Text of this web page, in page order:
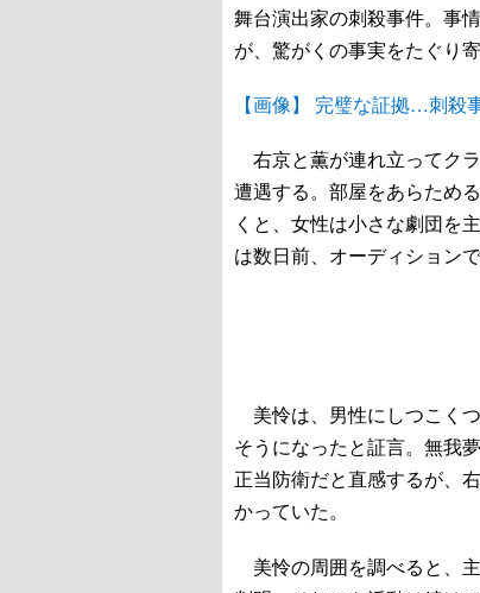
舞台演出家の刺殺事件。事
が、驚がくの事実をたぐり寄
【画像】 完璧な証拠…刺殺
右京と薫が連れ立ってク
遭遇する。部屋をあらため
くと、女性は小さな劇団を
は数日前、オーディション
美怜は、男性にしつこく
そうになったと証言。無我
正当防衛だと直感するが、
かっていた。
美怜の周囲を調べると、